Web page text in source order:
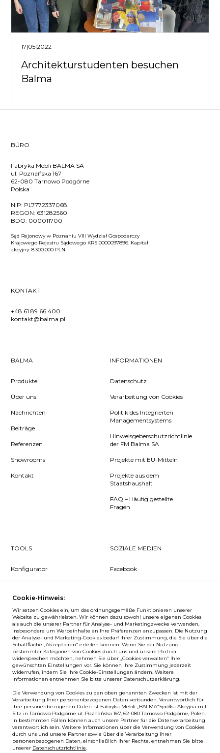
17|05|2022
Architekturstudenten besuchen
Balma
BÜRO
Fabryka Mebli BALMA SA
ul. Poznańska 167
62-080 Tarnowo Podgórne
Polska
NIP: PL7772337068
REGON: 631282560
BDO: 000011700
Sąd Rejonowy w Poznaniu VIII Wydział Gospodarczy
Krajowego Rejestru Sądowego KRS 0000097896. Kapitał
akcyjny: 8.300.000 PLN
KONTAKT
+48 61 89 66 400
kontakt@balma.pl
BALMA
Produkte
Über uns
Nachrichten
Beiträge
Referenzen
Showrooms
Kontakt
INFORMATIONEN
Datenschutz
Verarbeitung von Cookies
Politik des Integrierten
Managementsystems
Hinweisgeberschutzrichtlinie
der FM Balma SA
Projekte mit EU-Mitteln
Projekte aus dem
Staatshaushalt
FAQ – Häufig gestellte
Fragen
TOOLS
Konfigurator
Downloads
Log in
SOZIALE MEDIEN
Facebook
LinkedIn
NEWSLETTER
Wenn Sie als Erster über Neuigkeiten bei Balma informiert
Newsletter!
ANMELDEN
European Union
Cookie-Hinweis:
Wir setzen Cookies ein, um das ordnungsgemäße Funktionieren unserer
Website zu gewährleisten. Wir können dazu sowohl unsere eigenen Cookies
als auch die unserer Partner für Analyse- und Marketingzwecke verwenden,
insbesondere um Werbeinhalte an Ihre Präferenzen anzupassen. Die Nutzung
der Analyse- und Marketing-Cookies bedarf Ihrer Zustimmung, die Sie über die
Schaltfläche „Akzeptieren“ erteilen können. Wenn Sie der Nutzung
bestimmter Kategorien von Cookies durch uns und unsere Partner
widersprechen möchten, nehmen Sie über „Cookies verwalten“ Ihre
gewünschten Einstellungen vor. Sie können Ihre Zustimmung jederzeit
widerrufen, indem Sie Ihre Cookie-Einstellungen ändern. Weitere
Informationen entnehmen Sie bitte unserer Datenschutzerklärung.
Die Verwendung von Cookies zu den oben genannten Zwecken ist mit der
Verarbeitung Ihrer personenbezogenen Daten verbunden. Verantwortlich für
Ihre personenbezogenen Daten ist Fabryka Mebli „BALMA“Spółka Akcyjna mit
Sitz in Tarnowo Podgórne ul. Poznańska 167, 62-080 Tarnowo Podgórne, Polen.
In bestimmten Fällen können auch unsere Partner für die Datenverarbeitung
verantwortlich sein. Weitere Informationen über die Verwendung von Cookies
durch uns und unsere Partner sowie über die Verarbeitung Ihrer
personenbezogenen Daten, einschließlich Ihrer Rechte, entnehmen Sie bitte
unserer Datenschutzrichtlinie.